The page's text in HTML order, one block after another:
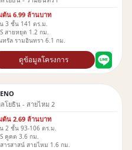
ต้น 6.99 ล้านบาท
3 ชั้น 141 ตร.ม.
สายหยุด 1.2 กม.
ทรัล รามอินทรา 6.1 กม.
ดูข้อมูลโครงการ
โยธิน - สายไหม 2
ต้น 2.69 ล้านบาท
2 ชั้น 93-106 ตร.ม.
คูคต 3.6 กม.
ารสาสน์ สายไหม 1.6 กม.